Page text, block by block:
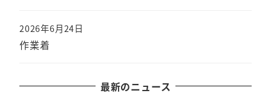
作業着
2026年6月24日
最新のニュース